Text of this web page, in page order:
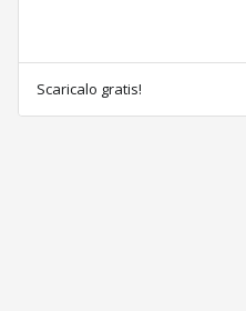
Scaricalo gratis!